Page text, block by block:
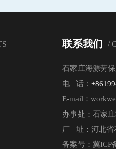
联系我们 /
石家庄海源劳
电 话：
E-mail：
办事处：石家
厂 址：河北省
备案号： 冀ICP